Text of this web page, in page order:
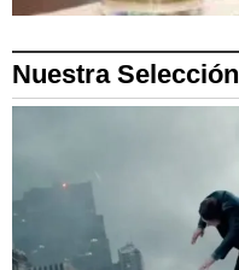
Nuestra Selección